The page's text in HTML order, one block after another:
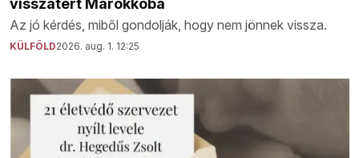
visszatért Marokkóba
Az jó kérdés, miből gondolják, hogy nem jönnek vissza.
KÜLFÖLD2026. aug. 1. 12:25